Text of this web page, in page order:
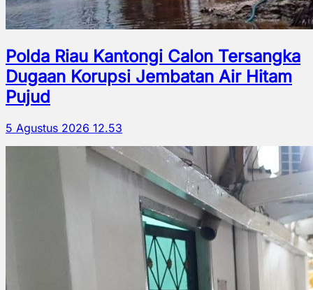
Polda Riau Kantongi Calon Tersangka
Dugaan Korupsi Jembatan Air Hitam
Pujud
5 Agustus 2026 12.53